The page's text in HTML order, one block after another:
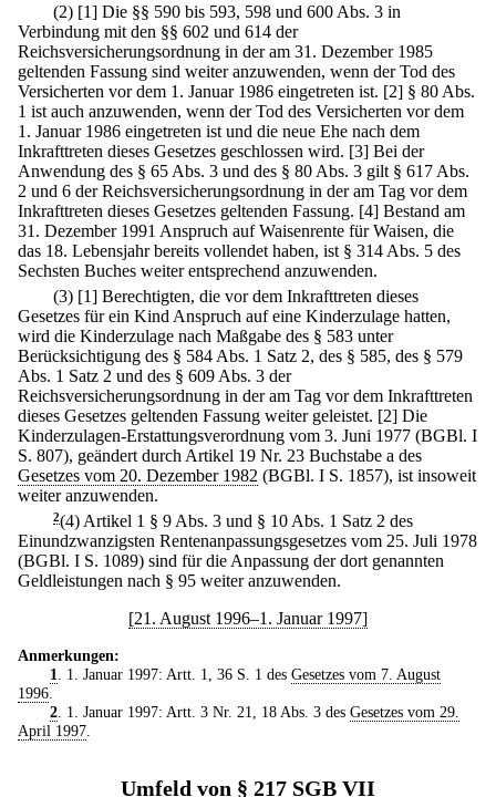
(2) [1] Die §§ 590 bis 593, 598 und 600 Abs. 3 in
Verbindung mit den §§ 602 und 614 der
Reichsversicherungsordnung in der am 31. Dezember 1985
geltenden Fassung sind weiter anzuwenden, wenn der Tod des
Versicherten vor dem 1. Januar 1986 eingetreten ist. [2] § 80 Abs.
1 ist auch anzuwenden, wenn der Tod des Versicherten vor dem
1. Januar 1986 eingetreten ist und die neue Ehe nach dem
Inkrafttreten dieses Gesetzes geschlossen wird. [3] Bei der
Anwendung des § 65 Abs. 3 und des § 80 Abs. 3 gilt § 617 Abs.
2 und 6 der Reichsversicherungsordnung in der am Tag vor dem
Inkrafttreten dieses Gesetzes geltenden Fassung. [4] Bestand am
31. Dezember 1991 Anspruch auf Waisenrente für Waisen, die
das 18. Lebensjahr bereits vollendet haben, ist § 314 Abs. 5 des
Sechsten Buches weiter entsprechend anzuwenden.
(3) [1] Berechtigten, die vor dem Inkrafttreten dieses
Gesetzes für ein Kind Anspruch auf eine Kinderzulage hatten,
wird die Kinderzulage nach Maßgabe des § 583 unter
Berücksichtigung des § 584 Abs. 1 Satz 2, des § 585, des § 579
Abs. 1 Satz 2 und des § 609 Abs. 3 der
Reichsversicherungsordnung in der am Tag vor dem Inkrafttreten
dieses Gesetzes geltenden Fassung weiter geleistet. [2] Die
Kinderzulagen-Erstattungsverordnung vom 3. Juni 1977 (BGBl. I
S. 807), geändert durch Artikel 19 Nr. 23 Buchstabe a des
Gesetzes vom 20. Dezember 1982 (BGBl. I S. 1857), ist insoweit
weiter anzuwenden.
2(4) Artikel 1 § 9 Abs. 3 und § 10 Abs. 1 Satz 2 des
Einundzwanzigsten Rentenanpassungsgesetzes vom 25. Juli 1978
(BGBl. I S. 1089) sind für die Anpassung der dort genannten
Geldleistungen nach § 95 weiter anzuwenden.
[21. August 1996–1. Januar 1997]
Anmerkungen:
1
. 1. Januar 1997: Artt. 1, 36 S. 1 des Gesetzes vom 7. August
1996
2. 1. Januar 1997: Artt. 3 Nr. 21, 18 Abs. 3 des Gesetzes vom 29.
April 1997
Umfeld von § 217 SGB VII